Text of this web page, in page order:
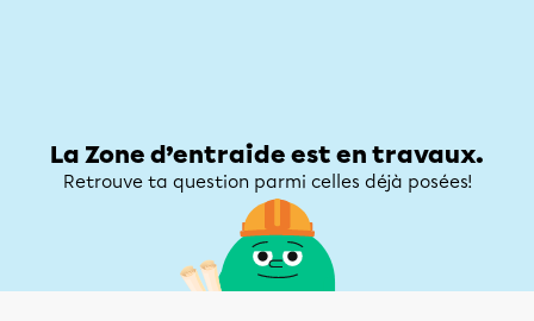
La Zone d’entraide est en travaux.
Retrouve ta question parmi celles déjà posées!